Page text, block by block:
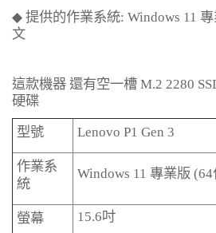
◆ 提供的作業系統: Windows 11 專
文
這款機器 還有空一槽 M.2 2280
硬碟
型號 Lenovo P1 Gen 3
作業系
統
Windows 11 專業版 (64
螢幕 15.6吋